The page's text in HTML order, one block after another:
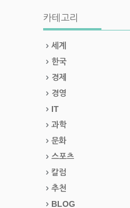
카테고리
세계
한국
경제
경영
IT
과학
문화
스포츠
칼럼
추천
BLOG